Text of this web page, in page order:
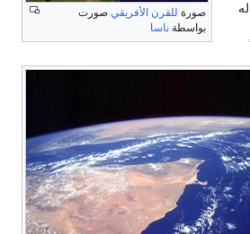
صورة للقرن الأفريقي صورت
بواسطة ناسا